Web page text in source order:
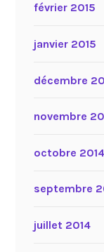
février 2015
janvier 2015
décembre
novembre
octobre 2014
septembre
juillet 2014